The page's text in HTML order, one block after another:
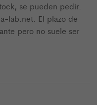
se pueden pedir.
lab.net. El plazo de
pero no suele ser